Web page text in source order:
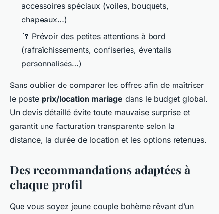
accessoires spéciaux (voiles, bouquets,
chapeaux…)
🥂 Prévoir des petites attentions à bord
(rafraîchissements, confiseries, éventails
personnalisés…)
Sans oublier de comparer les offres afin de maîtriser
le poste prix/location mariage dans le budget global.
Un devis détaillé évite toute mauvaise surprise et
garantit une facturation transparente selon la
distance, la durée de location et les options retenues.
Des recommandations adaptées à
chaque profil
Que vous soyez jeune couple bohème rêvant d’un